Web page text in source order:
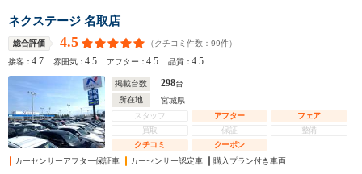
ネクステージ 名取店
総合評価 4.5 （クチコミ件数： 99件）
接客：4.7 雰囲気：4.5 アフター：4.5 品質：4.5
掲載台数 298台
所在地
宮城県
スタッフ
アフター
フェア
買取
保証
整備
クチコミ
クーポン
カーセンサーアフター保証車
カーセンサー認定車 購入プラン付き車両